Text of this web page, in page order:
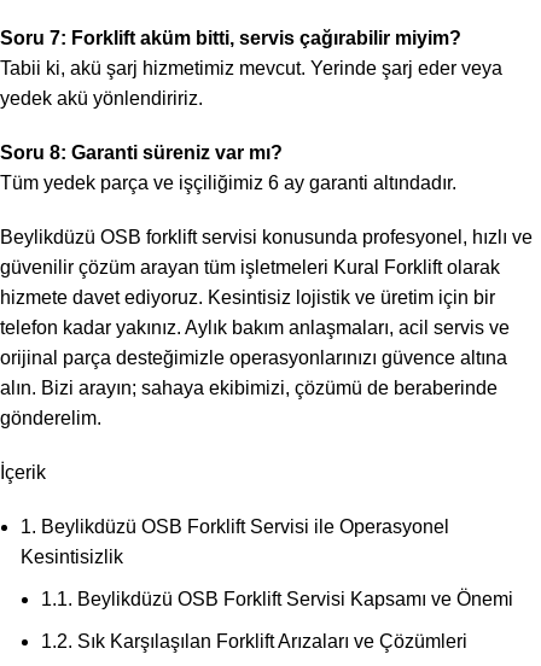
Soru 7: Forklift aküm bitti, servis çağırabilir miyim?
Tabii ki, akü şarj hizmetimiz mevcut. Yerinde şarj eder veya
yedek akü yönlendiririz.
Soru 8: Garanti süreniz var mı?
Tüm yedek parça ve işçiliğimiz 6 ay garanti altındadır.
Beylikdüzü OSB forklift servisi konusunda profesyonel, hızlı ve
güvenilir çözüm arayan tüm işletmeleri Kural Forklift olarak
hizmete davet ediyoruz. Kesintisiz lojistik ve üretim için bir
telefon kadar yakınız. Aylık bakım anlaşmaları, acil servis ve
orijinal parça desteğimizle operasyonlarınızı güvence altına
alın. Bizi arayın; sahaya ekibimizi, çözümü de beraberinde
gönderelim.
İçerik
1. Beylikdüzü OSB Forklift Servisi ile Operasyonel
Kesintisizlik
1.1. Beylikdüzü OSB Forklift Servisi Kapsamı ve Önemi
1.2. Sık Karşılaşılan Forklift Arızaları ve Çözümleri